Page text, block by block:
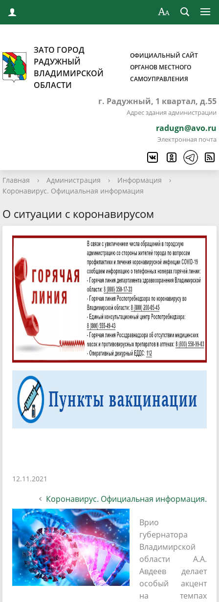
ЗАТО ГОРОД
РАДУЖНЫЙ
ВЛАДИМИРСКОЙ
ОБЛАСТИ
ОФИЦИАЛЬНЫЙ САЙТ
ОРГАНОВ МЕСТНОГО
САМОУПРАВЛЕНИЯ
г. Радужный, 1 квартал, д.55
Адрес здания администрации
radugn@avo.ru
Электронная почта
Главная › Администрация › Информация
›
Коронавирус. Официальная информация
О ситуации с коронавирусом
12.11.2021
Коронавирус. Официальная информация.
Врио
губернатора
Владимирской
области А.А.
Авдеев делает
особый акцент
на темпах